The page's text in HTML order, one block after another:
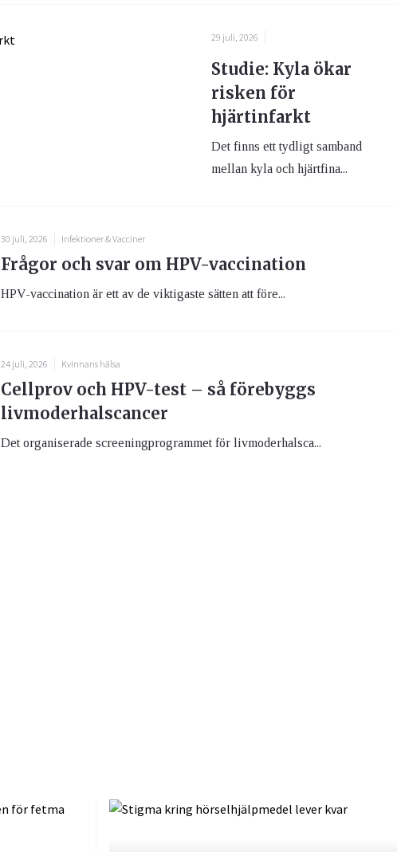
29 juli, 2026
Studie: Kyla ökar
risken för
hjärtinfarkt
Det finns ett tydligt samband
mellan kyla och hjärtfina...
30 juli, 2026 Infektioner & Vacciner
Frågor och svar om HPV-vaccination
HPV-vaccination är ett av de viktigaste sätten att före...
24 juli, 2026 Kvinnans hälsa
Cellprov och HPV-test – så förebyggs
livmoderhalscancer
Det organiserade screeningprogrammet för livmoderhalsca...